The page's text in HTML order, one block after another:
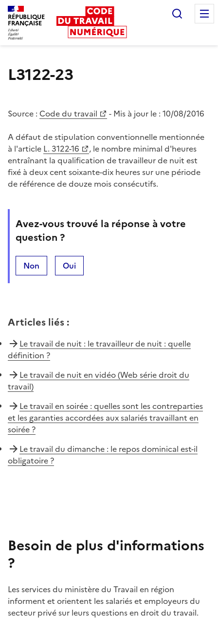
RÉPUBLIQUE
FRANÇAISE
L3122-23
Source : Code du travail - Mis à jour le : 10/08/2016
A défaut de stipulation conventionnelle mentionnée
à l'article L. 3122-16
, le nombre minimal d'heures
entraînant la qualification de travailleur de nuit est
fixé à deux cent soixante-dix heures sur une période
de référence de douze mois consécutifs.
Avez-vous trouvé la réponse à votre
question ?
Non Oui
Articles liés :
Le travail de nuit : le travailleur de nuit : quelle
définition ?
Le travail de nuit en vidéo (Web série droit du
travail)
Le travail en soirée : quelles sont les contreparties
et les garanties accordées aux salariés travaillant en
soirée ?
Le travail du dimanche : le repos dominical est-il
obligatoire ?
Besoin de plus d'informations
?
Les services du ministère du Travail en région
informent et orientent les salariés et employeurs du
secteur privé sur leurs questions en droit du travail.